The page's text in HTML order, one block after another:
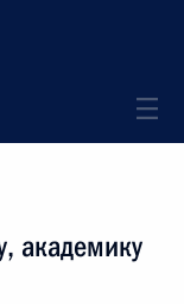
академику